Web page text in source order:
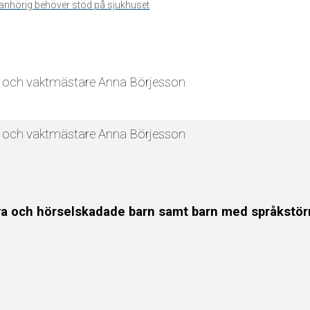
behöver stöd på sjukhuset
vaktmästare Anna Börjesson
vaktmästare Anna Börjesson
och hörselskadade barn samt barn med